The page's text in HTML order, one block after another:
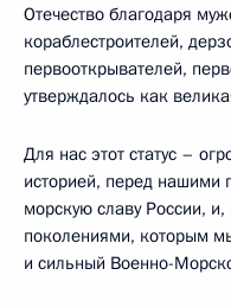
Отечество благодаря
кораблестроителей,
первооткрывателей,
утверждалось как
Для нас этот статус –
историей, перед нашими
морскую славу России,
поколениями, которым
и сильный Военно-